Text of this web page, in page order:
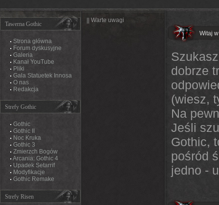
Tawerna Gothic
Strona główna
Forum dyskusyjne
Galeria
Kanał YouTube
Pliki
Gala Statuetek Innosa
O nas
Redakcja
Strefy Gothic
Gothic
Gothic II
Noc Kruka
Gothic 3
Zmierzch Bogów
Arcania: Gothic 4
Upadek Setarrif
Modyfikacje
Gothic Remake
Strefy Risen
|| Warte uwagi
Witaj
dobrze
(wiesz,
Na
Jeśli
Gothic,
pośród
jedno -